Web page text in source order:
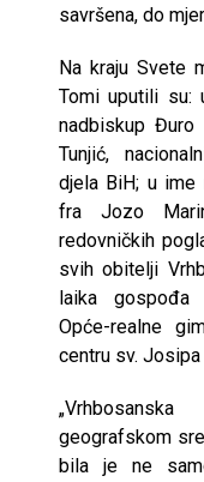
savršena, do
Na kraju Svete
Tomi uputili su:
nadbiskup Đuro
Tunjić,
djela BiH; u ime
fra Jozo
redovničkih
svih obitelji
laika gospođa
Opće-realne
centru sv. Josipa
geografskom
bila je ne